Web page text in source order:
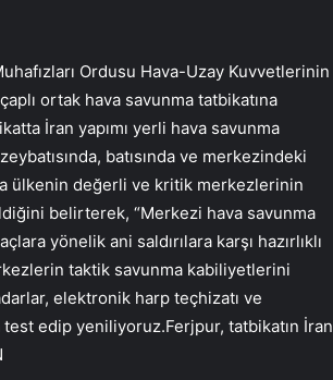
Ordusu Hava-Uzay Kuvvetlerinin
ortak hava savunma tatbikatına
İran yapımı yerli hava savunma
batısında ve merkezindeki
ülkenin değerli ve kritik merkezlerinin
belirterek, “Merkezi hava savunma
yönelik ani saldırılara karşı hazırlıklı
taktik savunma kabiliyetlerini
elektronik harp teçhizatı ve
edip yeniliyoruz.Ferjpur, tatbikatın İran